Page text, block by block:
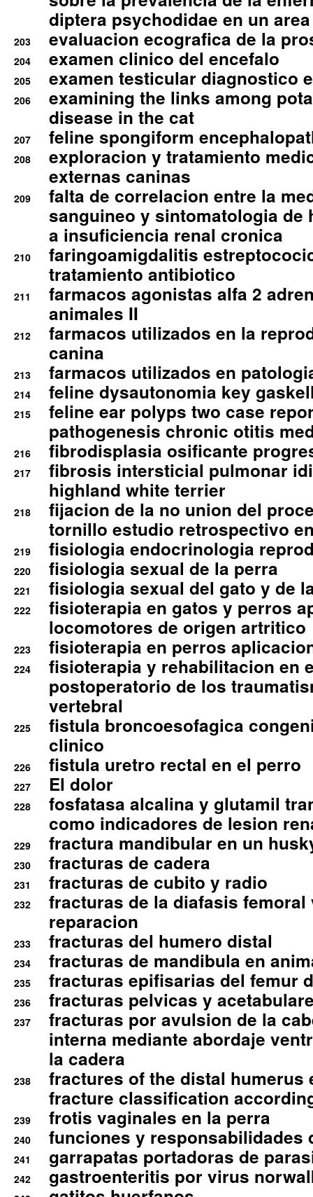
diptera psychodidae en un
203 evaluacion ecografica de la
204 examen clinico del encefalo
205 examen testicular diagnostico
206
examining the links among
disease in the cat
207 feline spongiform
208
exploracion y tratamiento
externas caninas
209
falta de correlacion entre la
sanguineo y sintomatologia de
a insuficiencia renal cronica
210
faringoamigdalitis
tratamiento antibiotico
211
farmacos agonistas alfa 2
animales II
212
farmacos utilizados en la
canina
213 farmacos utilizados en
214 feline dysautonomia key
215
feline ear polyps two case
pathogenesis chronic otitis
216 fibrodisplasia osificante
217
fibrosis intersticial pulmonar
highland white terrier
218
fijacion de la no union del
tornillo estudio retrospectivo
219 fisiologia endocrinologia
220 fisiologia sexual de la perra
221 fisiologia sexual del gato y de
222
fisioterapia en gatos y perros
locomotores de origen artritico
223 fisioterapia en perros
224
fisioterapia y rehabilitacion en
postoperatorio de los
vertebral
225
fistula broncoesofagica
clinico
226 fistula uretro rectal en el perro
227 El dolor
228
fosfatasa alcalina y glutamil
como indicadores de lesion
229 fractura mandibular en un
230 fracturas de cadera
231 fracturas de cubito y radio
232
fracturas de la diafasis
reparacion
233 fracturas del humero distal
234 fracturas de mandibula en
235 fracturas epifisarias del femur
236 fracturas pelvicas y
237
fracturas por avulsion de la
interna mediante abordaje
la cadera
238
fractures of the distal humerus
fracture classification
239 frotis vaginales en la perra
240 funciones y responsabilidades
241 garrapatas portadoras de
242 gastroenteritis por virus